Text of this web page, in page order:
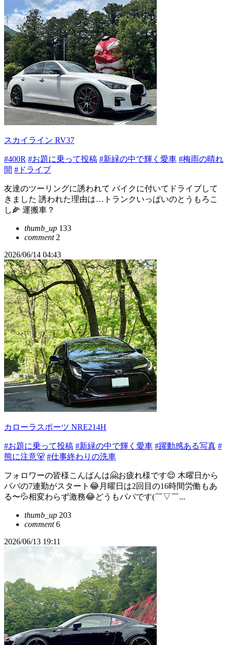
スカイライン RV37
#400R #お題に乗って投稿 #新緑の中で輝く愛車 #梅雨の晴れ
間 #ドライブ
友達のツーリングに誘われて バイクに付いてドライブして
きました 誘われた理由は…トランクいっぱいのとうもろこ
し🌽 運搬車？
thumb_up 133
comment2
2026/06/14 04:43
カローラスポーツ NRE214H
#お題に乗って投稿 #新緑の中で輝く愛車 #躍動感ある写真 #
熊に注意🐻 #仕事終わりの洗車
フォロワーの皆様こんばんは🤗お疲れ様です😌 木曜日から
パパの7連勤がスタート😂月曜日は2回目の16時間労働もあ
る〜💦相変わらず激務😂どうもパパです(￣▽￣...
thumb_up 203
comment6
2026/06/13 19:11